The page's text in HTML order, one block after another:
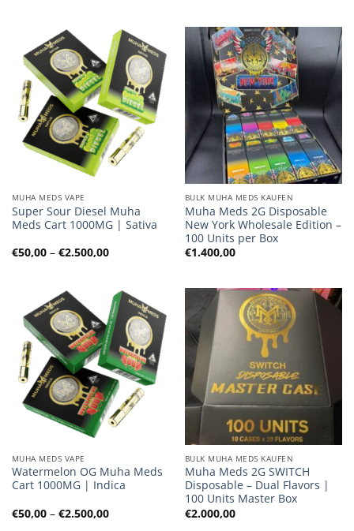
MUHA MEDS VAPE
Super Sour Diesel Muha
Meds Cart 1000MG | Sativa
€50,00 – €2.500,00Preisspanne:
€50,00
BULK MUHA MEDS KAUFEN
Muha Meds 2G Disposable
New York Wholesale Edition –
100 Units per Box
€1.400,00
MUHA MEDS VAPE
Watermelon OG Muha Meds
Cart 1000MG | Indica
€50,00 – €2.500,00Preisspanne:
€50,00
BULK MUHA MEDS KAUFEN
Muha Meds 2G SWITCH
Disposable – Dual Flavors |
100 Units Master Box
€2.000,00